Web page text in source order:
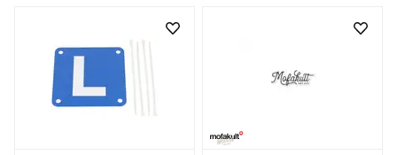
benzinbeständig · Transferfolie: Ja ·
Breite: 120 mm · Höhe: 30 mm